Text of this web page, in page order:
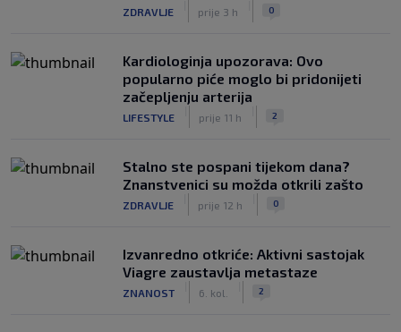
ZDRAVLJE prije 3 h 0
Kardiologinja upozorava: Ovo
popularno piće moglo bi pridonijeti
začepljenju arterija
LIFESTYLE prije 11 h 2
Stalno ste pospani tijekom dana?
Znanstvenici su možda otkrili zašto
ZDRAVLJE prije 12 h 0
Izvanredno otkriće: Aktivni sastojak
Viagre zaustavlja metastaze
ZNANOST 6. kol. 2